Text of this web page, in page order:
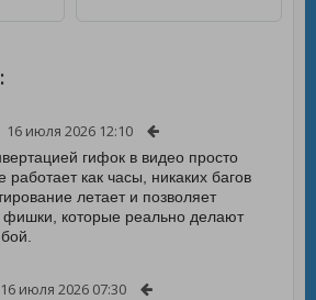
16 июля 2026 12:10
гифок в видео просто
работает как часы, никаких багов
летает и позволяет
фишки, которые реально делают
16 июля 2026 07:30